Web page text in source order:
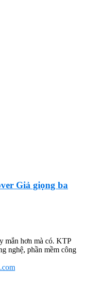
Giả giọng ba
mắn hơn mà có. KTP
nghệ, phần mềm công